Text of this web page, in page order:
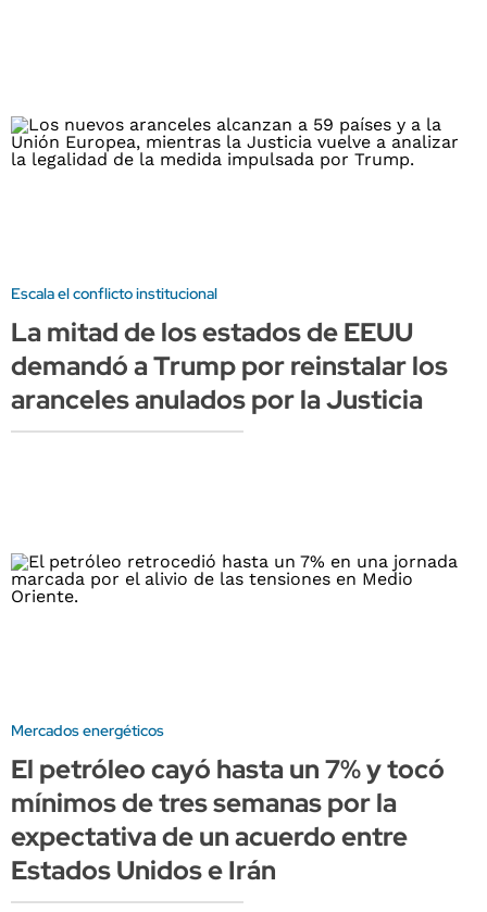
Escala el conflicto institucional
La mitad de los estados de EEUU
demandó a Trump por reinstalar los
aranceles anulados por la Justicia
Mercados energéticos
El petróleo cayó hasta un 7% y tocó
mínimos de tres semanas por la
expectativa de un acuerdo entre
Estados Unidos e Irán